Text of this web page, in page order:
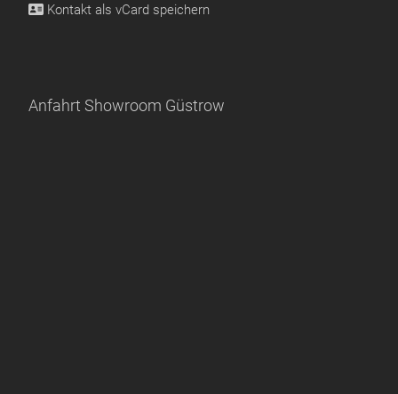
Kontakt alsvCard speichern
Anfahrt Showroom Güstrow